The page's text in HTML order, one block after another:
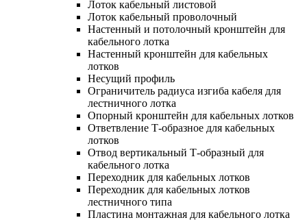
Лоток кабельный листовой
Лоток кабельный проволочный
Настенный и потолочный кронштейн для
кабельного лотка
Настенный кронштейн для кабельных
лотков
Несущий профиль
Ограничитель радиуса изгиба кабеля для
лестничного лотка
Опорный кронштейн для кабельных лотков
Ответвление Т-образное для кабельных
лотков
Отвод вертикальный Т-образный для
кабельного лотка
Переходник для кабельных лотков
Переходник для кабельных лотков
лестничного типа
Пластина монтажная для кабельного лотка